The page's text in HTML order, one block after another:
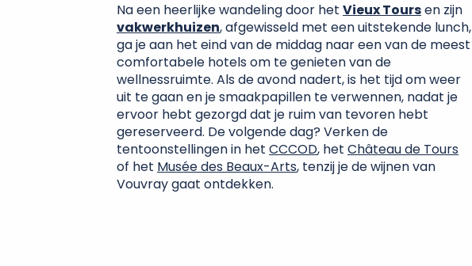
Na een heerlijke wandeling door het Vieux Toursen zijn
vakwerkhuizen, afgewisseld met een uitstekende lunch,
ga je aan het eind van de middag naar een van de meest
comfortabele hotels om te genieten van de
wellnessruimte. Als de avond nadert, is het tijd om weer
uit te gaan en je smaakpapillen te verwennen, nadat je
ervoor hebt gezorgd dat je ruim van tevoren hebt
gereserveerd. De volgende dag? Verken de
tentoonstellingen in het CCCOD, het Château de Tours
of het Musée des Beaux-Arts, tenzij je de wijnen van
Vouvray gaat ontdekken.